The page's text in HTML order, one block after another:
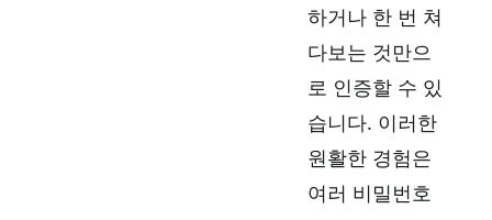
하거나 한 번 쳐
다보는 것만으
로 인증할 수 있
습니다. 이러한
원활한 경험은
여러 비밀번호